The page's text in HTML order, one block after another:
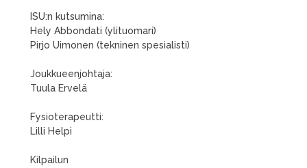
ISU:n kutsumina:
Hely Abbondati (ylituomari)
Pirjo Uimonen (tekninen spesialisti)
Joukkueenjohtaja:
Tuula Ervelä
Fysioterapeutti:
Lilli Helpi
Kilpailun